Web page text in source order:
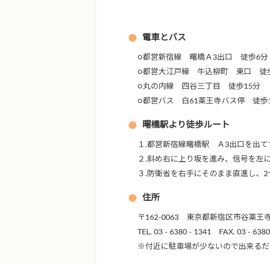
電車とバス
○都営新宿線 曙橋Ａ3出口 徒歩6分
○都営大江戸線 牛込柳町 東口 徒
○丸の内線 四谷三丁目 徒歩15分
○都営バス 白61薬王寺バス停 徒歩
曙橋駅より徒歩ルート
１.都営新宿線曙橋駅 Ａ3出口を出て
２.斜め右に上り坂を進み、信号を左
３.防衛省を右手にそのまま直進し、
住所
〒162-0063 東京都新宿区市谷薬王
TEL. 03 - 6380 - 1341 FAX. 03 -
※付近に駐車場が少ないので出来る